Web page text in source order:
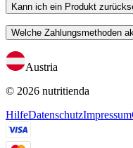
Kann ich ein Produkt
Welche Zahlungsmethoden
Austria
© 2026 nutritienda
HilfeDatenschutzImpressum